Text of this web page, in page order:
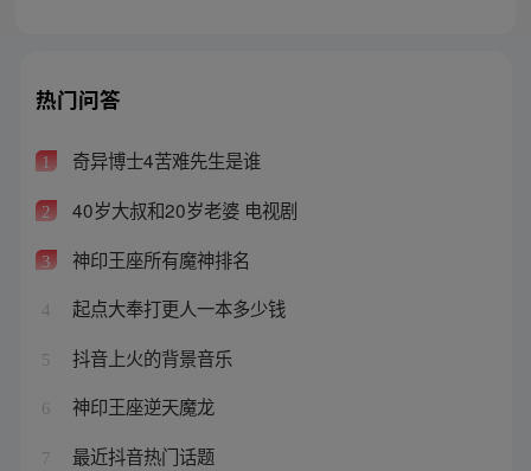
热门问答
1 奇异博士4苦难先生是谁
2 40岁大叔和20岁老婆 电视剧
3 神印王座所有魔神排名
4 起点大奉打更人一本多少钱
5 抖音上火的背景音乐
6 神印王座逆天魔龙
7 最近抖音热门话题